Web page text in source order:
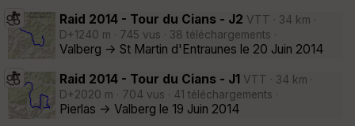
Raid 2014 - Tour du Cians - J2 VTT · 34 km ·
D+1240 m · 745 vus · 38 téléchargements ·
Valberg -> St Martin d'Entraunes le 20 Juin 2014
Raid 2014 - Tour du Cians - J1 VTT · 34 km ·
D+2020 m · 704 vus · 41 téléchargements ·
Pierlas -> Valberg le 19 Juin 2014